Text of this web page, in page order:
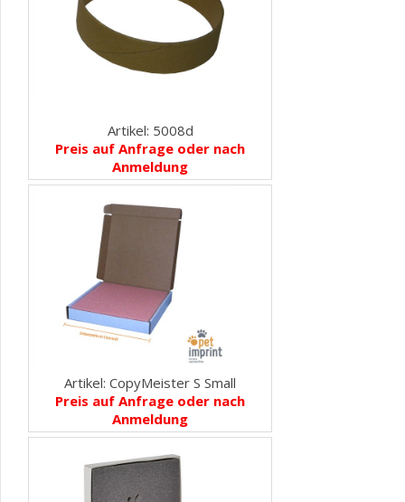
Artikel: 5008d
Preis auf Anfrage oder nach
Anmeldung
Artikel: CopyMeister S Small
Preis auf Anfrage oder nach
Anmeldung